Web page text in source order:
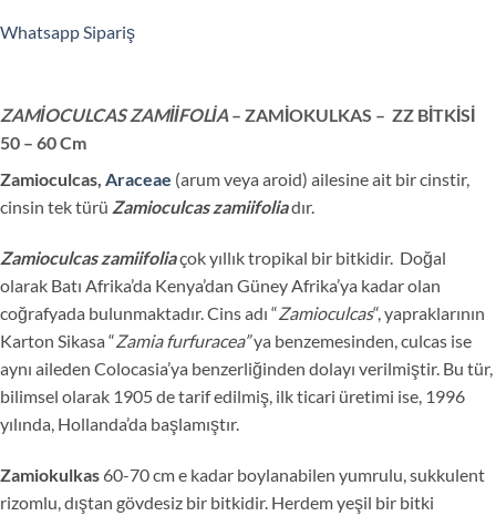
Whatsapp Sipariş
ZAMİOCULCAS ZAMİİFOLİA – ZAMİOKULKAS – ZZ BİTKİSİ
50 – 60 Cm
Zamioculcas, Araceae (arum veya aroid) ailesine ait bir cinstir,
cinsin tek türü Zamioculcas zamiifoliadır.
Zamioculcas zamiifoliaçok yıllık tropikal bir bitkidir. Doğal
olarak Batı Afrika’da Kenya’dan Güney Afrika’ya kadar olan
coğrafyada bulunmaktadır. Cins adı “Zamioculcas“, yapraklarının
Karton Sikasa “Zamia furfuracea”ya benzemesinden, culcas ise
aynı aileden Colocasia’ya benzerliğinden dolayı verilmiştir. Bu tür,
bilimsel olarak 1905 de tarif edilmiş, ilk ticari üretimi ise, 1996
yılında, Hollanda’da başlamıştır.
Zamiokulkas 60-70 cm e kadar boylanabilen yumrulu, sukkulent
rizomlu, dıştan gövdesiz bir bitkidir. Herdem yeşil bir bitki